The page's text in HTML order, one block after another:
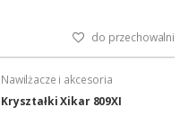
jonami srebra. Dodanie jonów
srebra w znacznym stopniu chroni
środowisko wewnątrz humidora
przed rozwojem pleśni i grzybów,
które mogą definitywnie zniszczyć
do przechowalni
Nawilżacze i akcesoria
Kryształki Xikar 809XI